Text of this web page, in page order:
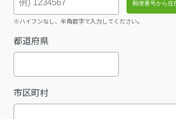
※ハイフンなし、半角数字で入力してください。
都道府県
市区町村